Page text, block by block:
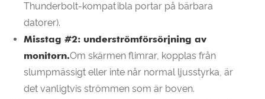
Thunderbolt-kompatibla portar på bärbara
datorer).
Misstag #2: underströmförsörjning av
monitorn.Om skärmen flimrar, kopplas från
slumpmässigt eller inte når normal ljusstyrka, är
det vanligtvis strömmen som är boven.